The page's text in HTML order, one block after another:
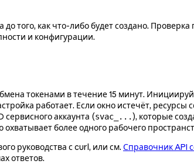
того, как что-либо будет создано.
и конфигурации.
токенами в течение 15 минут.
работает. Если окно истечёт,
сервисного аккаунта (svac_...), которые
более одного рабочего
руководства с curl, или см. Справочник API
ответов.